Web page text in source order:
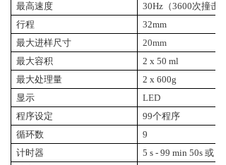
最高速度
30Hz（3600次撞击/
行程
32mm
最大进样尺寸
20mm
最大容积
2 x 50 ml
最大处理量
2 x 600g
显示
LED
程序设定
99个程序
循环数
9
计时器
5 s - 99 min 50s 或